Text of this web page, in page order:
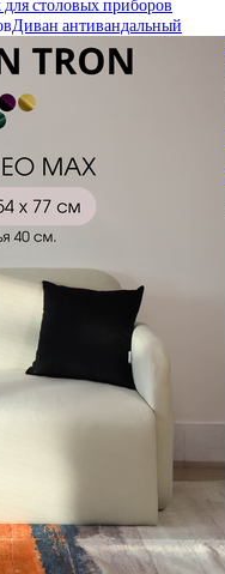
столовых приборов
Диван антивандальный